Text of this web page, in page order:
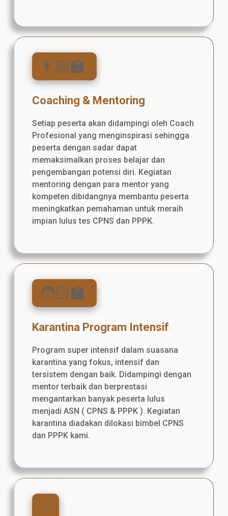
👨🏼‍🏫
Coaching & Mentoring
Setiap peserta akan didampingi oleh Coach
Profesional yang menginspirasi sehingga
peserta dengan sadar dapat
memaksimalkan proses belajar dan
pengembangan potensi diri. Kegiatan
mentoring dengan para mentor yang
kompeten dibidangnya membantu peserta
meningkatkan pemahaman untuk meraih
impian lulus tes CPNS dan PPPK.
🧑🏻‍🏫
Karantina Program Intensif
Program super intensif dalam suasana
karantina yang fokus, intensif dan
tersistem dengan baik. Didampingi dengan
mentor terbaik dan berprestasi
mengantarkan banyak peserta lulus
menjadi ASN ( CPNS & PPPK ). Kegiatan
karantina diadakan dilokasi bimbel CPNS
dan PPPK kami.
✅️